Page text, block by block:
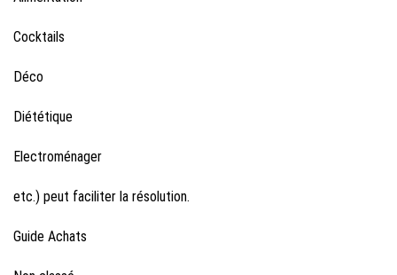
Cocktails
Déco
Diététique
Electroménager
etc.) peut faciliter la résolution.
Guide Achats